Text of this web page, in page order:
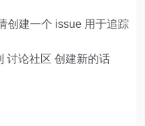
创建一个 issue 用于追踪
讨论社区 创建新的话